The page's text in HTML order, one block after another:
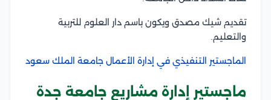
تقديم شيك مصدق ويكون باسم دار العلوم للتربية
والتعليم.
الماجستير التنفيذي في إدارة الأعمال جامعة الملك سعود
ماجستير إدارة مشاريع جامعة جدة